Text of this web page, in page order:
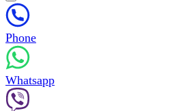
Phone
Whatsapp